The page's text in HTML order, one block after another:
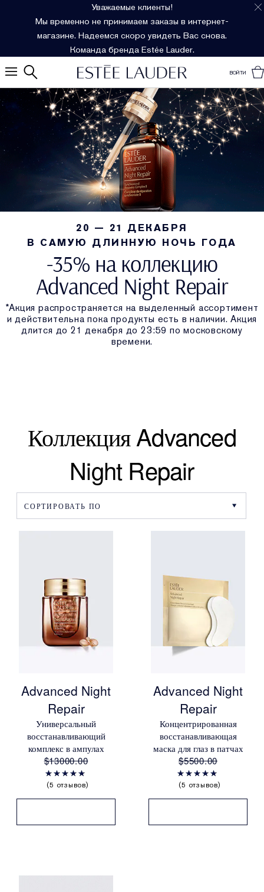
Уважаемые клиенты!
Мы временно не принимаем заказы в интернет-
магазине. Надеемся скоро увидеть Вас снова.
Команда бренда Estée Lauder.
ВОЙТИ
20 — 21 ДЕКАБРЯ
В САМУЮ ДЛИННУЮ НОЧЬ ГОДА
-35% на коллекцию
Advanced Night Repair
*Акция распространяется на выделенный ассортимент
и действительна пока продукты есть в наличии. Акция
длится до 21 декабря до 23:59 по московскому
времени.
Коллекция Advanced
Night Repair
Advanced Night
Repair
Универсальный
восстанавливающий
комплекс в ампулах
$13000.00
5 отзывов
Advanced Night
Repair
Концентрированная
восстанавливающая
маска для глаз в патчах
$5500.00
5 отзывов